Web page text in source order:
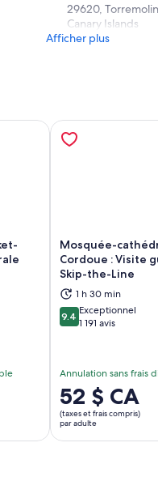
29620,
Canary Islands
Afficher plus
dans un nouvel onglet
Mosquée-
Cordoue : Visite
Skip-the-Line
1 h 30 min
9.49.4 sur 10
Exceptionnel
1 191 avis
Annulation sans frais
Le
prix
est
de 52 $ CA.
52 $ CA
(taxes et frais compris)
par adulte